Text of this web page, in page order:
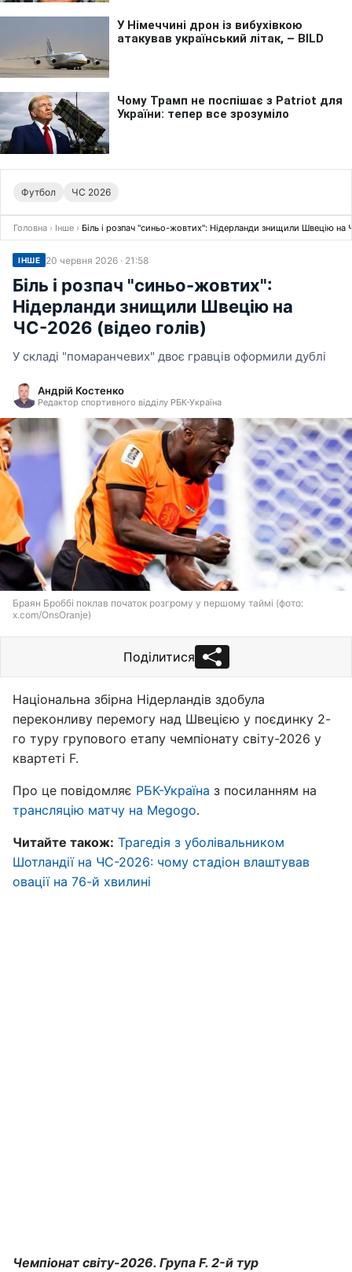
Футбол ЧС 2026
Головна › Інше › Біль і розпач "синьо-жовтих": Нідерланди знищили Швецію на
ІНШЕ 20 червня 2026 · 21:58
Біль і розпач "синьо-жовтих":
Нідерланди знищили Швецію на
ЧС-2026 (відео голів)
У складі "помаранчевих" двоє гравців оформили дублі
Андрій Костенко
Редактор спортивного відділу РБК-Україна
Браян Броббі поклав початок розгрому у першому таймі (фото:
x.com/OnsOranje)
Поділитися
Національна збірна Нідерландів здобула
переконливу перемогу над Швецією у поєдинку 2-
го туру групового етапу чемпіонату світу-2026 у
квартеті F.
Про це повідомляє РБК-Україна з посиланням на
трансляцію матчу на Megogo.
Читайте також: Трагедія з уболівальником
Шотландії на ЧС-2026: чому стадіон влаштував
овації на 76-й хвилині
Чемпіонат світу-2026. Група F. 2-й тур